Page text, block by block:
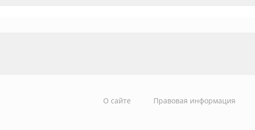
О сайте Правовая информация